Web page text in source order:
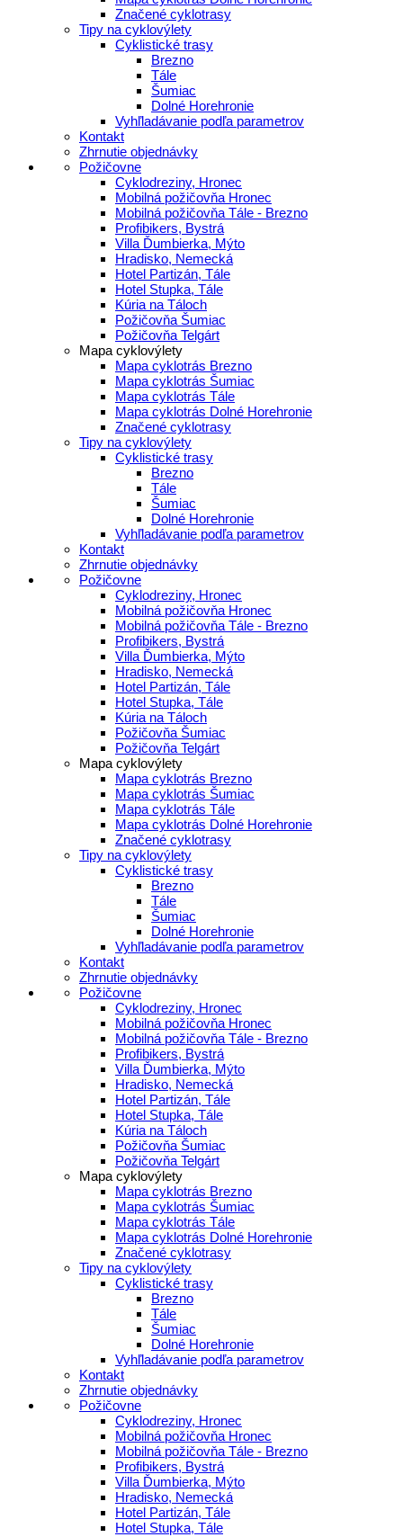
Značené cyklotrasy
Tipy na cyklovýlety
Cyklistické trasy
Brezno
Tále
Šumiac
Dolné Horehronie
Vyhľladávanie podľa parametrov
Kontakt
Zhrnutie objednávky
Požičovne
Cyklodreziny, Hronec
Mobilná požičovňa Hronec
Mobilná požičovňa Tále - Brezno
Profibikers, Bystrá
Villa Ďumbierka, Mýto
Hradisko, Nemecká
Hotel Partizán, Tále
Hotel Stupka, Tále
Kúria na Táloch
Požičovňa Šumiac
Požičovňa Telgárt
Mapa cyklovýlety
Mapa cyklotrás Brezno
Mapa cyklotrás Šumiac
Mapa cyklotrás Tále
Mapa cyklotrás Dolné Horehronie
Značené cyklotrasy
Tipy na cyklovýlety
Cyklistické trasy
Brezno
Tále
Šumiac
Dolné Horehronie
Vyhľladávanie podľa parametrov
Kontakt
Zhrnutie objednávky
Požičovne
Cyklodreziny, Hronec
Mobilná požičovňa Hronec
Mobilná požičovňa Tále - Brezno
Profibikers, Bystrá
Villa Ďumbierka, Mýto
Hradisko, Nemecká
Hotel Partizán, Tále
Hotel Stupka, Tále
Kúria na Táloch
Požičovňa Šumiac
Požičovňa Telgárt
Mapa cyklovýlety
Mapa cyklotrás Brezno
Mapa cyklotrás Šumiac
Mapa cyklotrás Tále
Mapa cyklotrás Dolné Horehronie
Značené cyklotrasy
Tipy na cyklovýlety
Cyklistické trasy
Brezno
Tále
Šumiac
Dolné Horehronie
Vyhľladávanie podľa parametrov
Kontakt
Zhrnutie objednávky
Požičovne
Cyklodreziny, Hronec
Mobilná požičovňa Hronec
Mobilná požičovňa Tále - Brezno
Profibikers, Bystrá
Villa Ďumbierka, Mýto
Hradisko, Nemecká
Hotel Partizán, Tále
Hotel Stupka, Tále
Kúria na Táloch
Požičovňa Šumiac
Požičovňa Telgárt
Mapa cyklovýlety
Mapa cyklotrás Brezno
Mapa cyklotrás Šumiac
Mapa cyklotrás Tále
Mapa cyklotrás Dolné Horehronie
Značené cyklotrasy
Tipy na cyklovýlety
Cyklistické trasy
Brezno
Tále
Šumiac
Dolné Horehronie
Vyhľladávanie podľa parametrov
Kontakt
Zhrnutie objednávky
Požičovne
Cyklodreziny, Hronec
Mobilná požičovňa Hronec
Mobilná požičovňa Tále - Brezno
Profibikers, Bystrá
Villa Ďumbierka, Mýto
Hradisko, Nemecká
Hotel Partizán, Tále
Hotel Stupka, Tále